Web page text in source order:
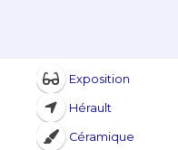
Exposition
Hérault
Céramique